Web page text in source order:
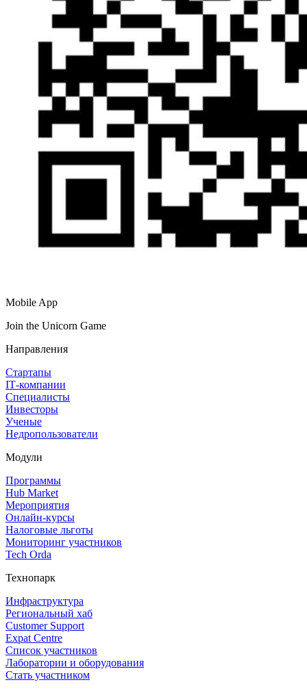
Mobile App
Join the Unicorn Game
Направления
Стартапы
IT‑компании
Специалисты
Инвесторы
Ученые
Недропользователи
Модули
Программы
Hub Market
Мероприятия
Онлайн‑курсы
Налоговые льготы
Мониторинг участников
Tech Orda
Технопарк
Инфраструктура
Региональный хаб
Customer Support
Expat Centre
Список участников
Лаборатории и оборудования
Стать участником